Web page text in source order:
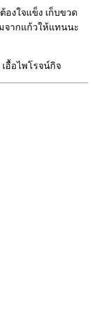
งใจแข็ง เก็บขวด
จากแก้วให้แทนนะ
อื้อไพโรจน์กิจ